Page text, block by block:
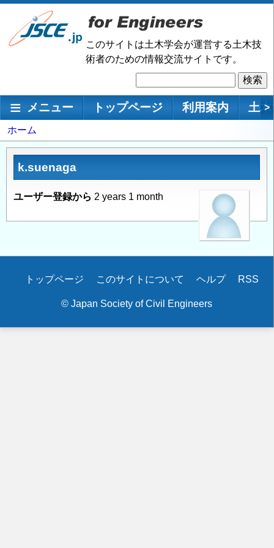
メ
ン
移
このサイトは土木学会が運営する土木技
術者のための情報交流サイトです。
索
メインナビゲーション
メニュー トップページ 利用案内 土 >
パ
ン
く
ず
ホーム
k.suenaga
ユーザー登録から 2 years 1 month
Secondary
トップページ このサイトについて ヘルプ RSS
© Japan Society of Civil Engineers